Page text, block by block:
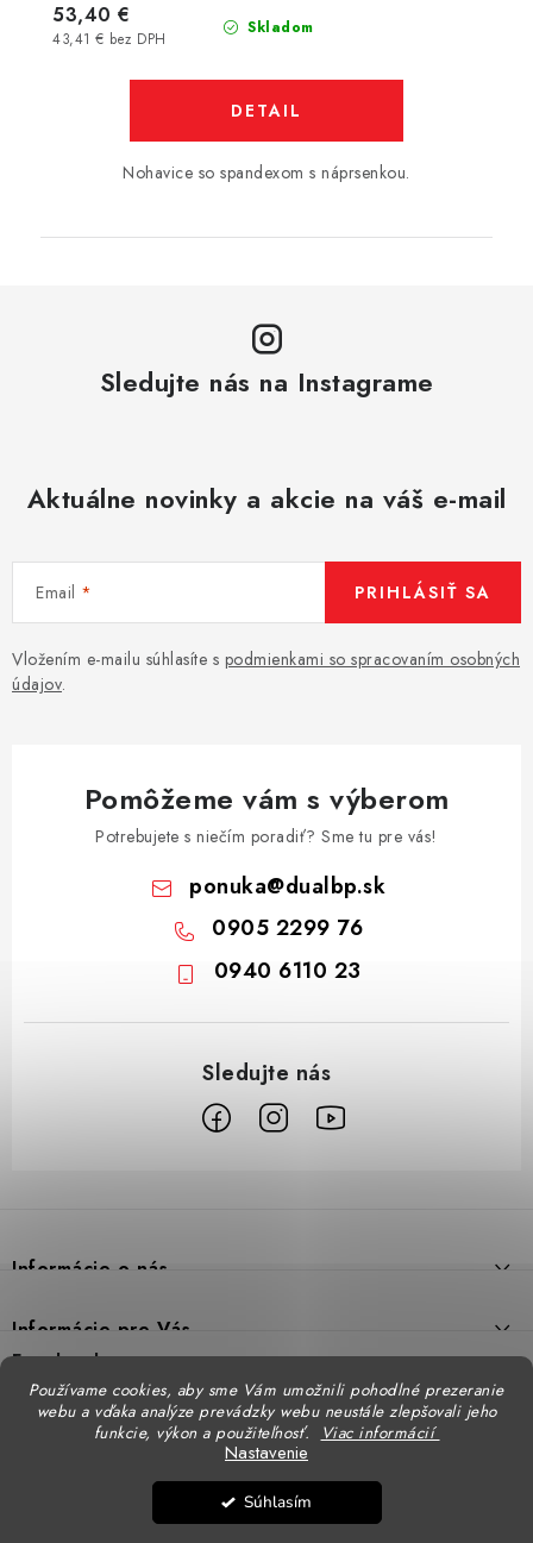
Používame cookies, aby sme Vám umožnili pohodlné prezeranie
webu a vďaka analýze prevádzky webu neustále zlepšovali jeho
funkcie, výkon a použiteľnosť.
Viac informácií
Nastavenie
Súhlasím
Skladom
43,41 € bez DPH
53,40 €
DETAIL
Nohavice so spandexom s náprsenkou.
Sledujte nás na Instagrame
Aktuálne novinky a akcie na váš e-mail
Email
Vložením e-mailu súhlasíte s podmienkami so spracovaním osobných
údajov.
PRIHLÁSIŤ SA
Pomôžeme vám s výberom
Potrebujete s niečím poradiť? Sme tu pre vás!
ponuka@dualbp.sk
0905 2299 76
0940 6110 23
p
i
Informácie o nás
Prečo DUAL BP
Predajne
Doprava
Informácie pre Vás
Formulár na výmenu tovaru
Facebook
Katalógy
STENSO - kompletné OOPP
CXS - kompletné OOPP